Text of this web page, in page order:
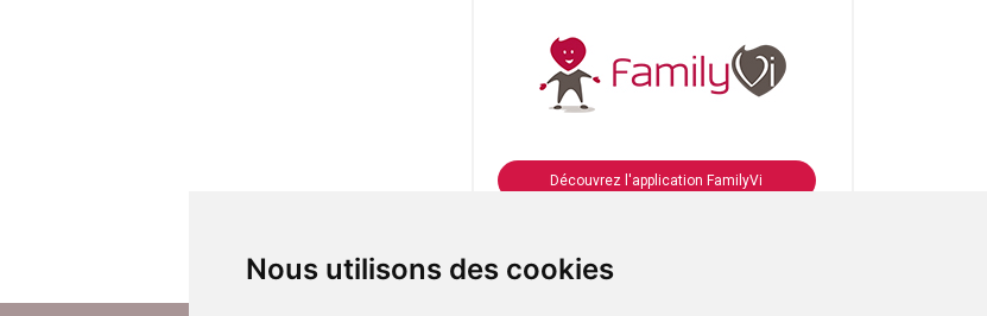
Nous utilisons des cookies
Découvrez l'application FamilyVi